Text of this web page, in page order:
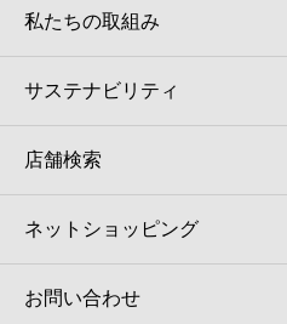
私たちの取組み
サステナビリティ
店舗検索
ネットショッピング
お問い合わせ